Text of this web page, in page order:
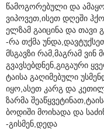
წამოგორებული და
ვიპოვეთ,ისეთ დღეში
ელზამ გაიცინა და თავი
-რა თქმა
მსგავზი რამ,მაგრამ ვინ
გვავსებდნენ,გიგაური
ტაისა გაღიმებული
იყო,ასეთ კარგ და
ზარმა
ბოდიში მოიხადა და
-გისმენ,დედა